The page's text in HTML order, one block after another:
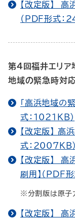
【改定版】 高
（PDF形式：
第４回福井エリ
地域の緊急時対応
「高浜地域の
式：1021KB）
【改定版】 高
式：2007KB）
【改定版】 高
刷用】（PDF
※分割版は原子
【改定版】 高